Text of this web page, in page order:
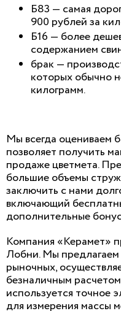
Б83 — самая
900 рублей за
Б16 — более
содержанием
брак —
которых обычно
килограмм.
Мы всегда оцениваем
позволяет получить
продаже цветмета.
большие объемы
заключить с нами
включающий
дополнительные
Компания «Керамет»
Лобни. Мы
рыночных,
безналичным
используется точное
для измерения массы